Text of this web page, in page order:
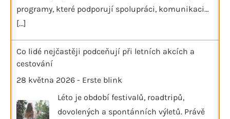
programy, které podporují spolupráci, komunikaci…
[...]
Co lidé nejčastěji podceňují při letních akcích a
cestování
28 května 2026 - Erste blink
Léto je období festivalů, roadtripů,
dovolených a spontánních výletů. Právě